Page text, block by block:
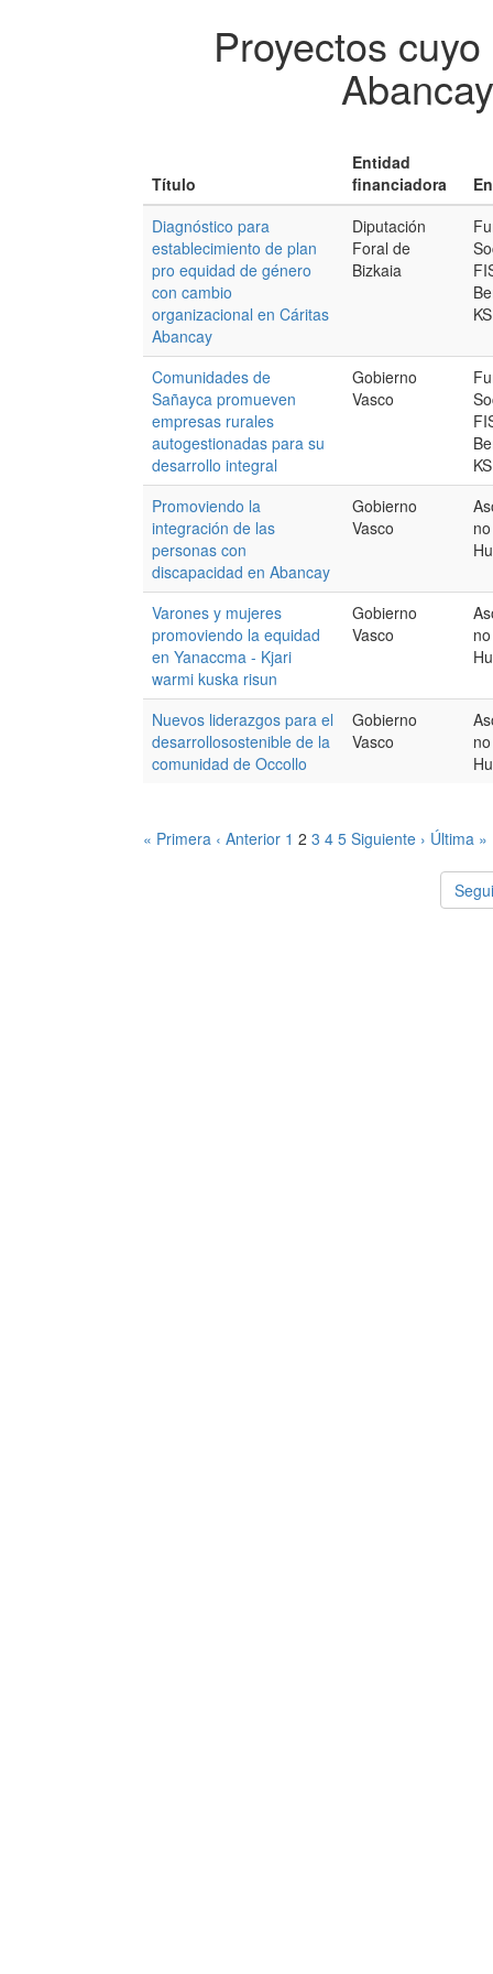
Proyectos
Título
Entidad
financiadora
Diagnóstico para
establecimiento de plan
pro equidad de género
con cambio
organizacional en Cáritas
Abancay
Diputación
Foral de
Bizkaia
Comunidades de
Sañayca promueven
empresas rurales
autogestionadas para su
desarrollo integral
Gobierno
Vasco
Promoviendo la
integración de las
personas con
discapacidad en Abancay
Gobierno
Vasco
Varones y mujeres
promoviendo la equidad
en Yanaccma - Kjari
warmi kuska risun
Gobierno
Vasco
Nuevos liderazgos para el
desarrollosostenible de la
comunidad de Occollo
Gobierno
Vasco
« Primera ‹ Anterior 1 2 3 4 5 Siguiente › Última »